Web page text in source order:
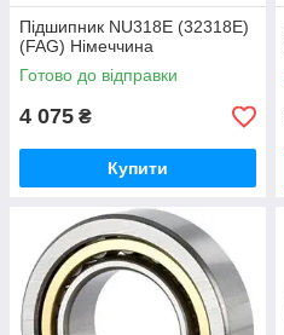
Підшипник NU318E (32318Е)
(FAG) Німеччина
Готово до відправки
4 075 ₴
Купити